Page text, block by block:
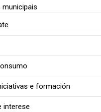
municipais
e formación
interese